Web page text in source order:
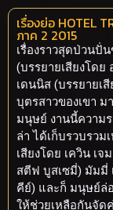
เรื่องย่อ HOTEL
ภาค 2 2015
เรื่องราวสุดป่วนปั่
(บรรยายเสียงโด
เดนนิส (บรรยายเ
บุตรสาวของเขา ม
มนุษย์ งานนี้ความ
ล่า ได้เก็บรวบรวม
เสียงโดย เควิน เ
สตีฟ บูสเซมี่) มัมมี่
คีย์) และก็ มนุษย์ล่
ให้ช่วยเหลือกันจัด